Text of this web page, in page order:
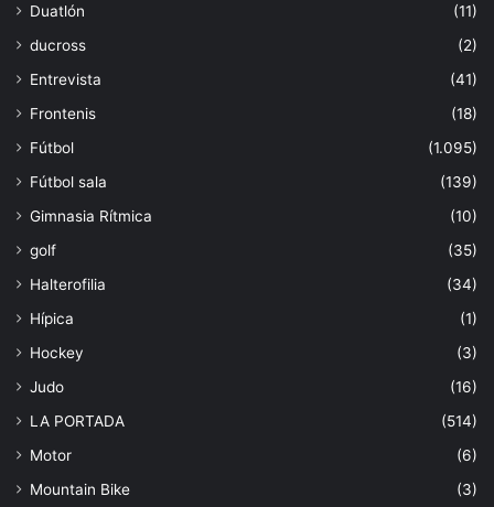
Duatlón
(11)
ducross
(2)
Entrevista
(41)
Frontenis
(18)
Fútbol
(1.095)
Fútbol sala
(139)
Gimnasia Rítmica
(10)
golf
(35)
Halterofilia
(34)
Hípica
(1)
Hockey
(3)
Judo
(16)
LA PORTADA
(514)
Motor
(6)
Mountain Bike
(3)